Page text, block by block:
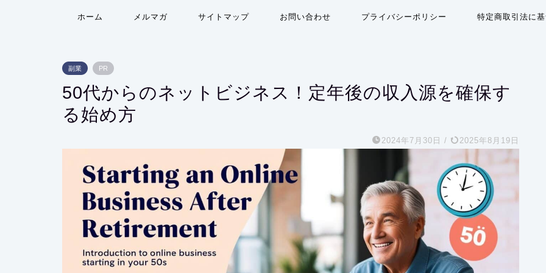
ホーム メルマガ サイトマップ お問い合わせ プライバシーポリシー 特定商取引法に
副業 PR
50代からのネットビジネス！定年後の収入源を確保す
る始め方
2024年7月30日 / 2025年8月19日